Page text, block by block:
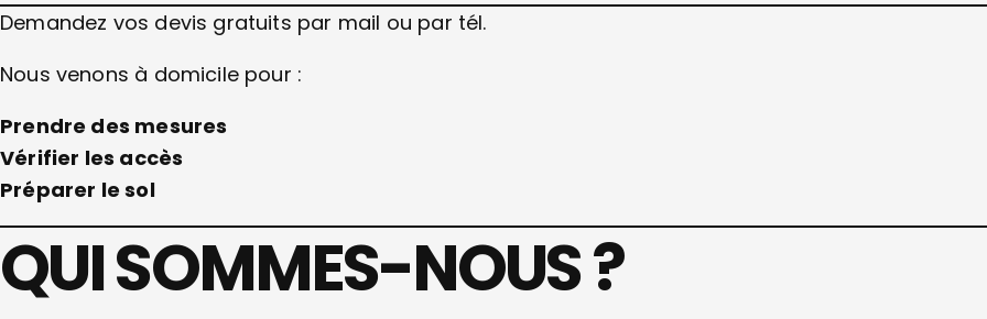
Demandez vos devis gratuits par mail ou par tél.
Nous venons à domicile pour :
Prendre des mesures
Vérifier les accès
Préparer le sol
QUI SOMMES-NOUS ?